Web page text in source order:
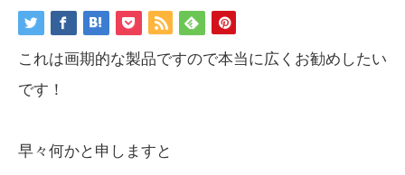
これは画期的な製品ですので本当に広くお勧めしたい
です！
早々何かと申しますと